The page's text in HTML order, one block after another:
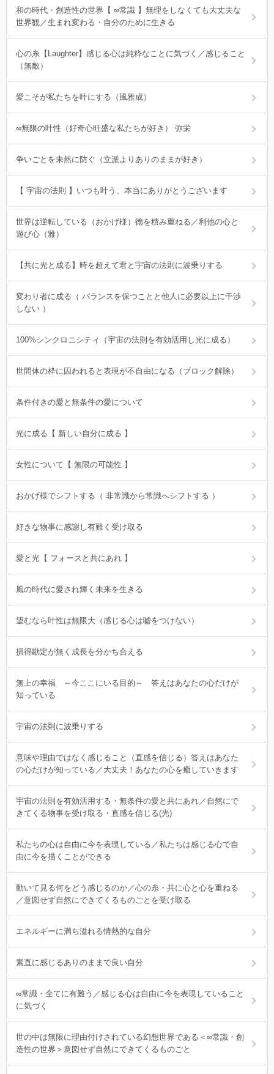
和の時代・創造性の世界【 ∞常識 】無理をしなくても大丈夫な
世界観／生まれ変わる・自分のために生きる
心の糸【Laughter】感じる心は純粋なことに気づく／感じること
（無敵）
愛こそが私たちを叶にする（風雅成）
∞無限の叶性（好奇心旺盛な私たちが好き） 弥栄
争いごとを未然に防ぐ（立派よりありのままが好き）
【 宇宙の法則 】いつも叶う、本当にありがとうございます
世界は逆転している（おかげ様）徳を積み重ねる／利他の心と
遊び心（雅）
【共に光と成る】時を超えて君と宇宙の法則に波乗りする
変わり者に成る（ バランスを保つことと他人に必要以上に干渉
しない ）
100%シンクロニシティ（宇宙の法則を有効活用し光に成る）
世間体の枠に囚われると表現が不自由になる（ブロック解除）
条件付きの愛と無条件の愛について
光に成る【 新しい自分に成る 】
女性について【 無限の可能性 】
おかげ様でシフトする（ 非常識から常識へシフトする ）
好きな物事に感謝し有難く受け取る
愛と光【 フォースと共にあれ 】
風の時代に愛され輝く未来を生きる
望むなら叶性は無限大（感じる心は嘘をつけない）
損得勘定が無く成長を分かち合える
無上の幸福 ～今ここにいる目的～ 答えはあなたの心だけが
知っている
宇宙の法則に波乗りする
意味や理由ではなく感じること（直感を信じる）答えはあなた
の心だけが知っている／大丈夫！あなたの心を癒していきます
宇宙の法則を有効活用する・無条件の愛と共にあれ／自然にで
きてくる物事を受け取る・直感を信じる(光)
私たちの心は自由に今を表現している／私たちは感じる心で自
由に今を描くことができる
動いて見る何をどう感じるのか／心の糸・共に心と心を重ねる
／意図せず自然にできてくるものごとを受け取る
エネルギーに満ち溢れる情熱的な自分
素直に感じるありのままで良い自分
∞常識・全てに有難う／感じる心は自由に今を表現していること
に気づく
世の中は無限に理由付けされている幻想世界である＜∞常識・創
造性の世界＞意図せず自然にできてくるものごと